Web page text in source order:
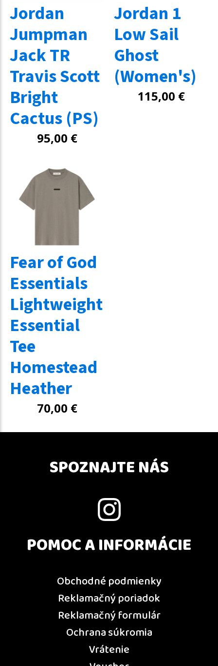
Jordan
Jumpman
Jack TR
Travis Scott
Bright
Cactus (PS)
95,00 €
Jordan 1
Low Sail
Ghost
(Women's)
115,00 €
Fear of God
Essentials
Lightweight
Essential
Tee
Homestead
Heather
70,00 €
SPOZNAJTE NÁS
POMOC A INFORMÁCIE
Obchodné podmienky
Reklamačný poriadok
Reklamačný formulár
Ochrana súkromia
Vrátenie